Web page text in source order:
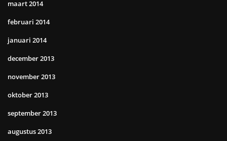
maart 2014
februari 2014
januari 2014
december 2013
november 2013
oktober 2013
september 2013
augustus 2013